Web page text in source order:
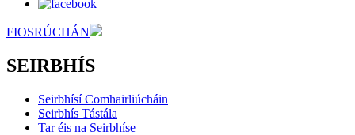
FIOSRÚCHÁN
SEIRBHÍS
Seirbhísí Comhairliúcháin
Seirbhís Tástála
Tar éis na Seirbhíse